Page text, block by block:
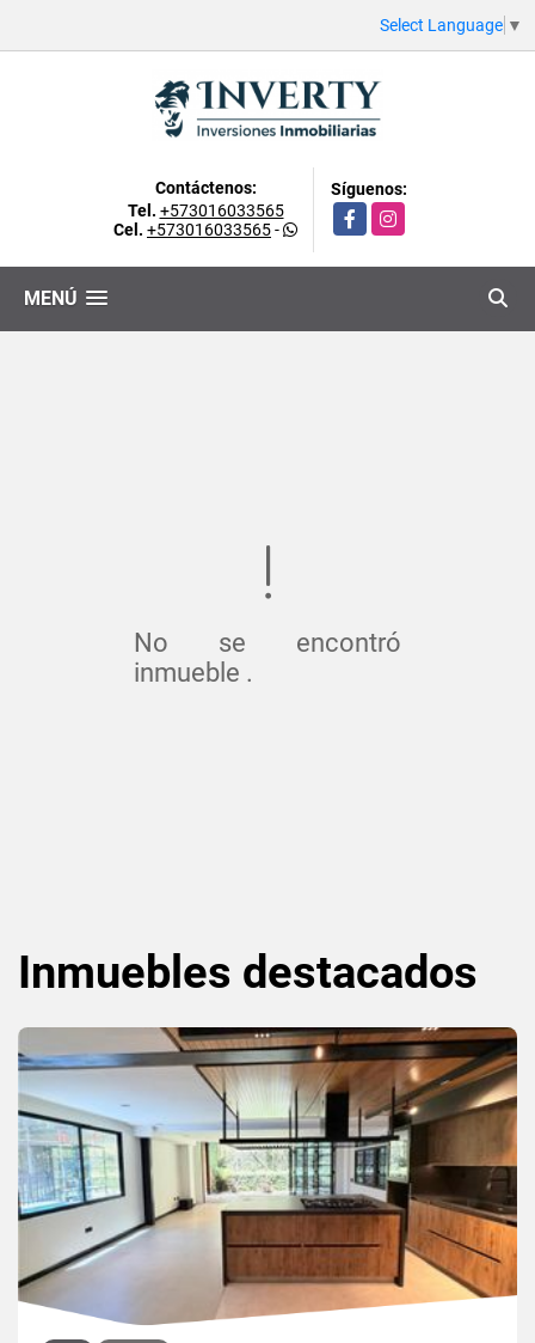
Select Language ▼
Contáctenos:
Tel. +573016033565
Cel. +573016033565-
Síguenos:
FacebookInstagram
MENÚ
No se encontró
inmueble .
Inmuebles destacados